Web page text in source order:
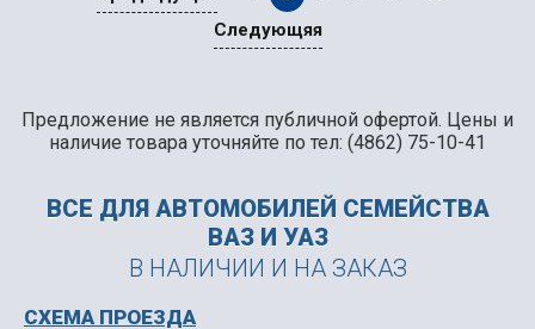
Следующяя
Предложение не является публичной офертой. Цены и
наличие товара уточняйте по тел: (4862) 75-10-41
ВСЕ ДЛЯ АВТОМОБИЛЕЙ СЕМЕЙСТВА
ВАЗ И УАЗ
В НАЛИЧИИ И НА ЗАКАЗ
СХЕМА ПРОЕЗДА